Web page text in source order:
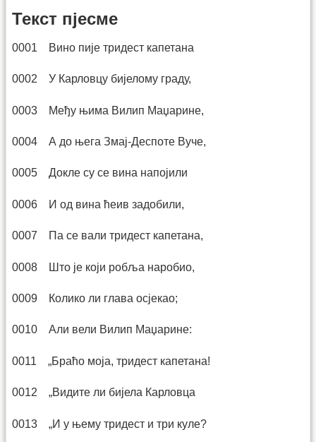
Текст пјесме
0001 Вино пије тридест капетана
0002 У Карловцу бијелому граду,
0003 Међу њима Вилип Маџарине,
0004 А до њега Змај-Деспоте Вуче,
0005 Докле су се вина напојили
0006 И од вина ћеив задобили,
0007 Па се вали тридест капетана,
0008 Што је који робља наробио,
0009 Колико ли глава осјекао;
0010 Али вели Вилип Маџарине:
0011 „Браћо моја, тридест капетана!
0012 „Видите ли бијела Карловца
0013 „И у њему тридест и три куле?